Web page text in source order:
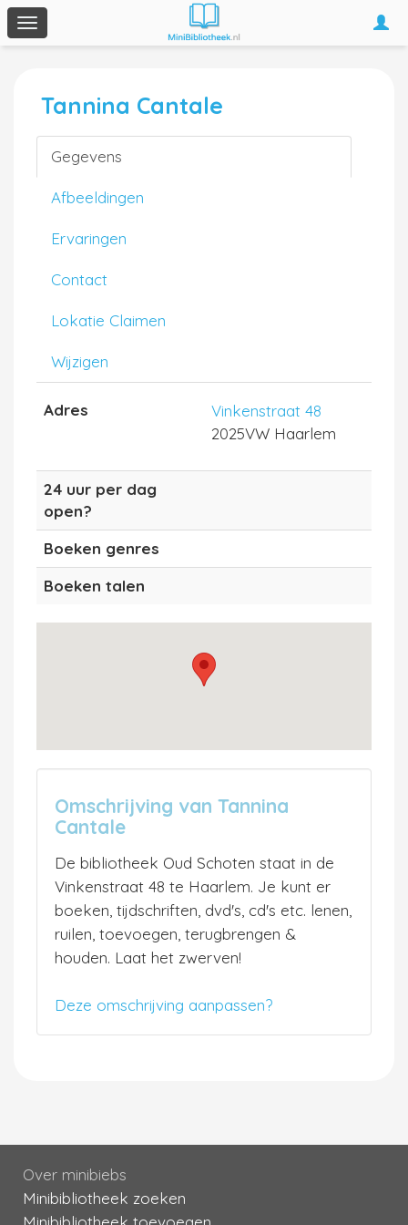
Toggle
navigation
Tannina Cantale
Gegevens
Afbeeldingen
Ervaringen
Contact
Lokatie Claimen
Wijzigen
Adres
Vinkenstraat 48
2025VW Haarlem
24 uur per dag
open?
Boeken genres
Boeken talen
Omschrijving van Tannina
Cantale
De bibliotheek Oud Schoten staat in de
Vinkenstraat 48 te Haarlem. Je kunt er
boeken, tijdschriften, dvd's, cd's etc. lenen,
ruilen, toevoegen, terugbrengen &
houden. Laat het zwerven!
Deze omschrijving aanpassen?
Over minibiebs
Minibibliotheek zoeken